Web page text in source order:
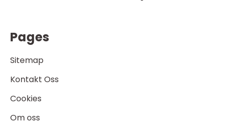
Pages
Sitemap
Kontakt Oss
Cookies
Om oss